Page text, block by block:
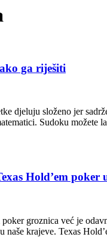
ga riješiti
djeluju složeno jer
Sudoku možete
Hold’em poker
poker groznica već je
naše krajeve. Texas